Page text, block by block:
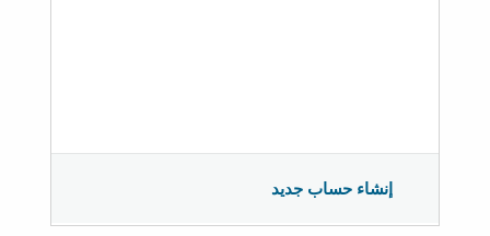
إنشاء حساب جديد